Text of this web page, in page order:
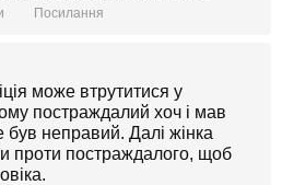
Посилання
може втрутитися у
постраждалий хоч і мав
був неправий. Далі жінка
проти постраждалого, щоб